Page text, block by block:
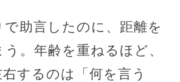
助言したのに、距離を
。年齢を重ねるほど、
するのは「何を言う